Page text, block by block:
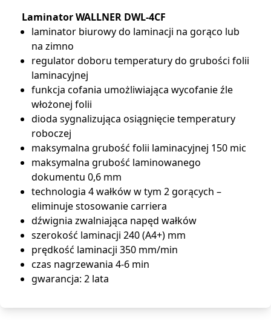
Laminator WALLNER DWL-4CF
laminator biurowy do laminacji na gorąco lub
na zimno
regulator doboru temperatury do grubości folii
laminacyjnej
funkcja cofania umożliwiająca wycofanie źle
włożonej folii
dioda sygnalizująca osiągnięcie temperatury
roboczej
maksymalna grubość folii laminacyjnej 150 mic
maksymalna grubość laminowanego
dokumentu 0,6 mm
technologia 4 wałków w tym 2 gorących –
eliminuje stosowanie carriera
dźwignia zwalniająca napęd wałków
szerokość laminacji 240 (A4+) mm
prędkość laminacji 350 mm/min
czas nagrzewania 4-6 min
gwarancja: 2 lata